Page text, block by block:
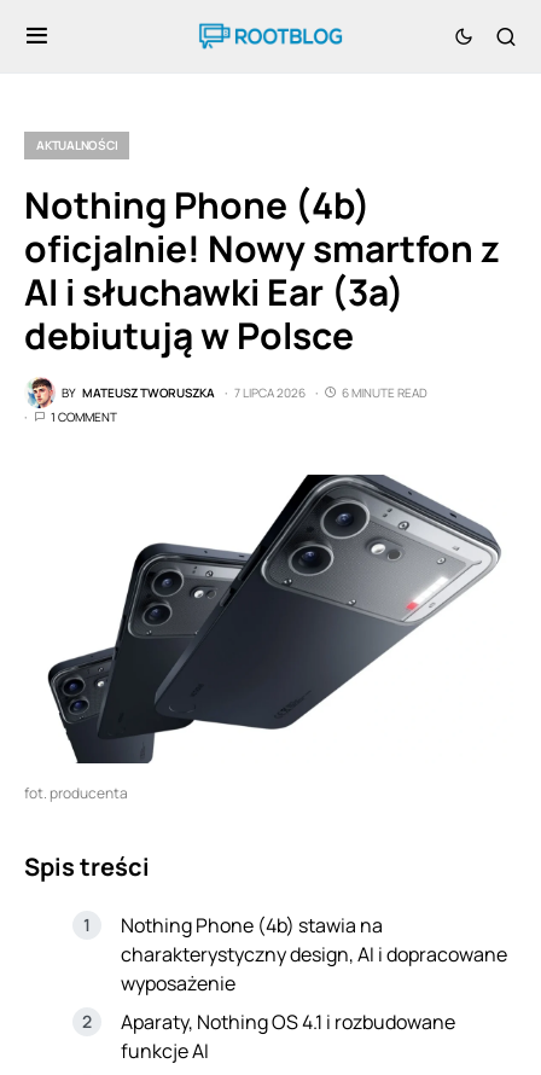
AKTUALNOŚCI
Nothing Phone (4b)
oficjalnie! Nowy smartfon z
AI i słuchawki Ear (3a)
debiutują w Polsce
BY MATEUSZ TWORUSZKA 7 LIPCA 2026
6 MINUTE READ
1 COMMENT
fot. producenta
Spis treści
Nothing Phone (4b) stawia na
charakterystyczny design, AI i dopracowane
wyposażenie
Aparaty, Nothing OS 4.1 i rozbudowane
funkcje AI